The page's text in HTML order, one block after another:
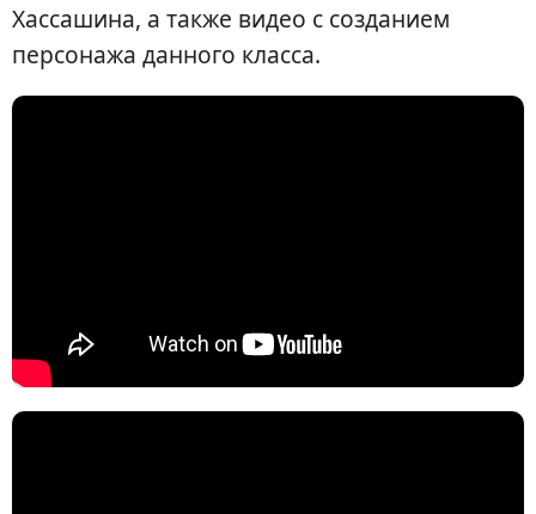
Хассашина, а также видео с созданием
персонажа данного класса.